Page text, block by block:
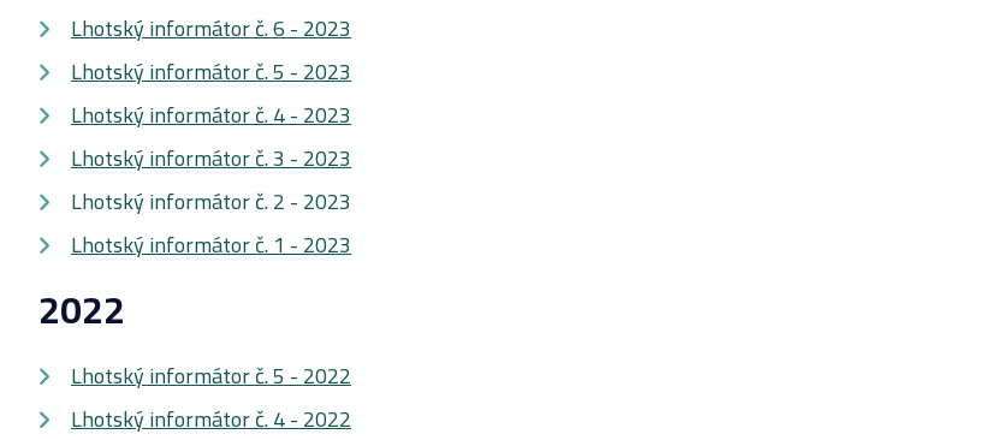
Lhotský informátor č. 6 - 2023
Lhotský informátor č. 5 - 2023
Lhotský informátor č. 4 - 2023
Lhotský informátor č. 3 - 2023
Lhotský informátor č. 2 - 2023
Lhotský informátor č. 1 - 2023
2022
Lhotský informátor č. 5 - 2022
Lhotský informátor č. 4 - 2022